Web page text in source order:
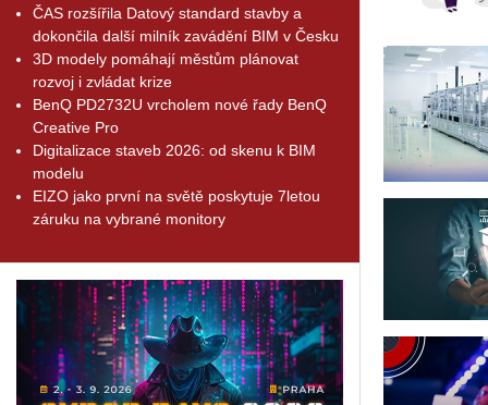
ČAS rozšířila Datový standard stavby a
dokončila další milník zavádění BIM v Česku
3D modely pomáhají městům plánovat
rozvoj i zvládat krize
BenQ PD2732U vrcholem nové řady BenQ
Creative Pro
Digitalizace staveb 2026: od skenu k BIM
modelu
EIZO jako první na světě poskytuje 7letou
záruku na vybrané monitory